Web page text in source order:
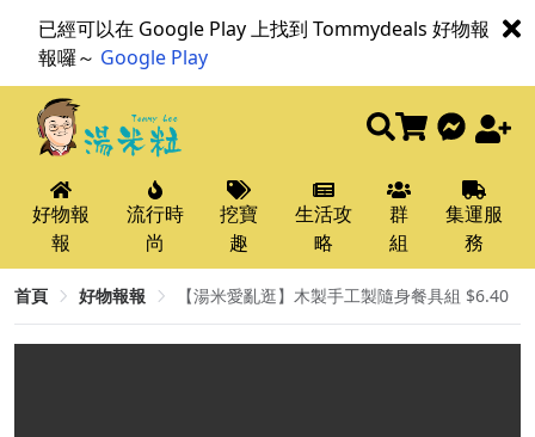
已經可以在 Google Play 上找到 Tommydeals 好物報
報囉～ Google Play
好物報
報
流行時
尚
挖寶
趣
生活攻
略
群
組
集運服
務
首頁 好物報報 【湯米愛亂逛】木製手工製隨身餐具組 $6.40